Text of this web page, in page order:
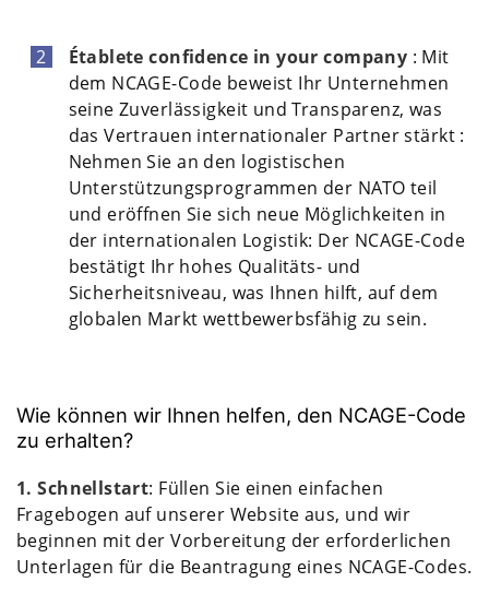
Établete confidence in your company : Mit
dem NCAGE-Code beweist Ihr Unternehmen
seine Zuverlässigkeit und Transparenz, was
das Vertrauen internationaler Partner stärkt :
Nehmen Sie an den logistischen
Unterstützungsprogrammen der NATO teil
und eröffnen Sie sich neue Möglichkeiten in
der internationalen Logistik: Der NCAGE-Code
bestätigt Ihr hohes Qualitäts- und
Sicherheitsniveau, was Ihnen hilft, auf dem
globalen Markt wettbewerbsfähig zu sein.
Wie können wir Ihnen helfen, den NCAGE-Code
zu erhalten?
1. Schnellstart: Füllen Sie einen einfachen
Fragebogen auf unserer Website aus, und wir
beginnen mit der Vorbereitung der erforderlichen
Unterlagen für die Beantragung eines NCAGE-Codes.